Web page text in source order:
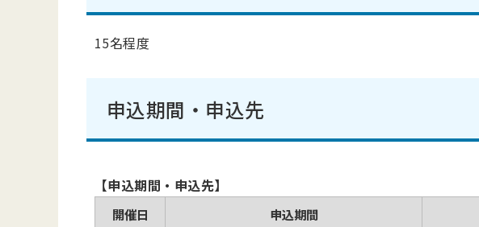
15名程度
申込期間・申込先
【申込期間・申込先】
開催日 申込期間